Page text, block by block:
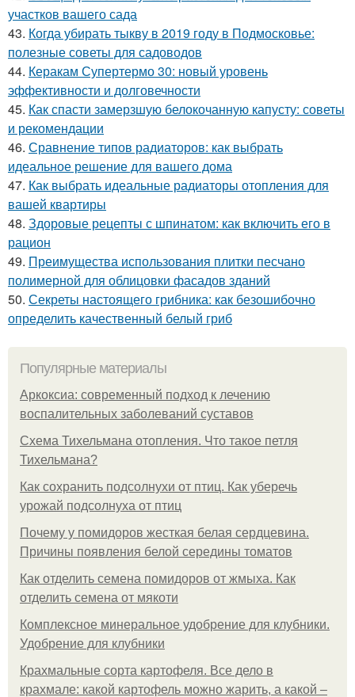
участков вашего сада
43. Когда убирать тыкву в 2019 году в Подмосковье:
полезные советы для садоводов
44. Керакам Супертермо 30: новый уровень
эффективности и долговечности
45. Как спасти замерзшую белокочанную капусту: советы
и рекомендации
46. Сравнение типов радиаторов: как выбрать
идеальное решение для вашего дома
47. Как выбрать идеальные радиаторы отопления для
вашей квартиры
48. Здоровые рецепты с шпинатом: как включить его в
рацион
49. Преимущества использования плитки песчано
полимерной для облицовки фасадов зданий
50. Секреты настоящего грибника: как безошибочно
определить качественный белый гриб
Популярные материалы
Аркоксиа: современный подход к лечению
воспалительных заболеваний суставов
Схема Тихельмана отопления. Что такое петля
Тихельмана?
Как сохранить подсолнухи от птиц. Как уберечь
урожай подсолнуха от птиц
Почему у помидоров жесткая белая сердцевина.
Причины появления белой середины томатов
Как отделить семена помидоров от жмыха. Как
отделить семена от мякоти
Комплексное минеральное удобрение для клубники.
Удобрение для клубники
Крахмальные сорта картофеля. Все дело в
крахмале: какой картофель можно жарить, а какой –